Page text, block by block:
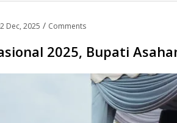
Dec, 2025 / Comments
2025, Bupati